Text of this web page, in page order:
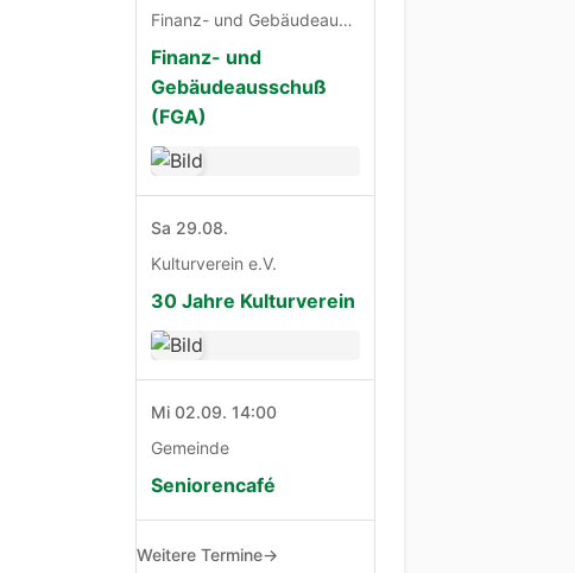
Finanz- und Gebäudeausschuß
Finanz- und
Gebäudeausschuß
(FGA)
Sa 29.08.
Kulturverein e.V.
30 Jahre Kulturverein
Mi 02.09. 14:00
Gemeinde
Seniorencafé
Weitere Termine→